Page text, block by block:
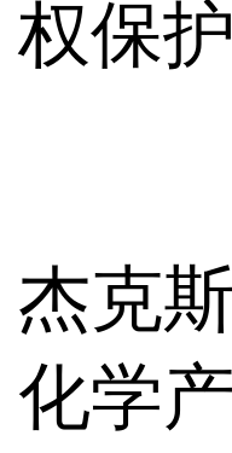
权保
杰克
化学